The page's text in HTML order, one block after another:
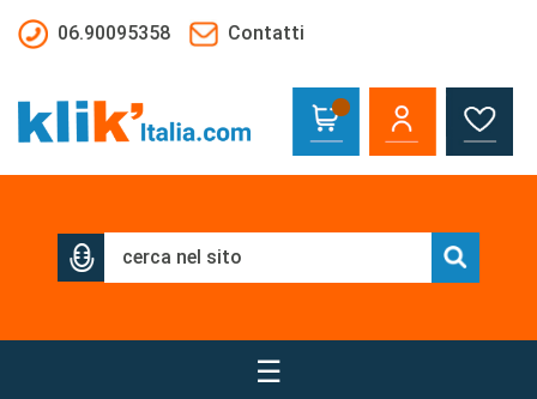
06.90095358
Contatti
☰